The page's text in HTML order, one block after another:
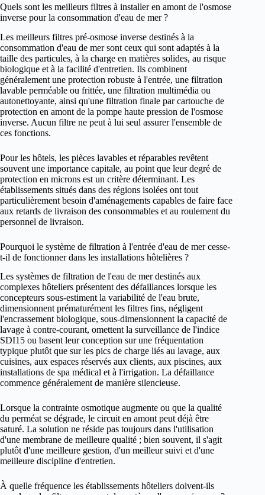
Quels sont les meilleurs filtres à installer en amont de l'osmose
inverse pour la consommation d'eau de mer ?
Les meilleurs filtres pré-osmose inverse destinés à la
consommation d'eau de mer sont ceux qui sont adaptés à la
taille des particules, à la charge en matières solides, au risque
biologique et à la facilité d'entretien. Ils combinent
généralement une protection robuste à l'entrée, une filtration
lavable perméable ou frittée, une filtration multimédia ou
autonettoyante, ainsi qu'une filtration finale par cartouche de
protection en amont de la pompe haute pression de l'osmose
inverse. Aucun filtre ne peut à lui seul assurer l'ensemble de
ces fonctions.
Pour les hôtels, les pièces lavables et réparables revêtent
souvent une importance capitale, au point que leur degré de
protection en microns est un critère déterminant. Les
établissements situés dans des régions isolées ont tout
particulièrement besoin d'aménagements capables de faire face
aux retards de livraison des consommables et au roulement du
personnel de livraison.
Pourquoi le système de filtration à l'entrée d'eau de mer cesse-
t-il de fonctionner dans les installations hôtelières ?
Les systèmes de filtration de l'eau de mer destinés aux
complexes hôteliers présentent des défaillances lorsque les
concepteurs sous-estiment la variabilité de l'eau brute,
dimensionnent prématurément les filtres fins, négligent
l'encrassement biologique, sous-dimensionnent la capacité de
lavage à contre-courant, omettent la surveillance de l'indice
SDI15 ou basent leur conception sur une fréquentation
typique plutôt que sur les pics de charge liés au lavage, aux
cuisines, aux espaces réservés aux clients, aux piscines, aux
installations de spa médical et à l'irrigation. La défaillance
commence généralement de manière silencieuse.
Lorsque la contrainte osmotique augmente ou que la qualité
du perméat se dégrade, le circuit en amont peut déjà être
saturé. La solution ne réside pas toujours dans l'utilisation
d'une membrane de meilleure qualité ; bien souvent, il s'agit
plutôt d'une meilleure gestion, d'un meilleur suivi et d'une
meilleure discipline d'entretien.
À quelle fréquence les établissements hôteliers doivent-ils